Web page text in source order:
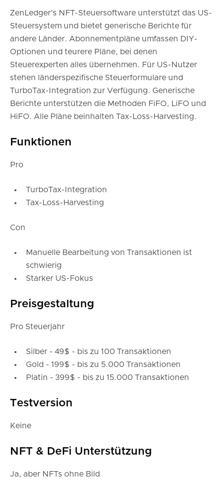
ZenLedger's NFT-Steuersoftware unterstützt das US-
Steuersystem und bietet generische Berichte für
andere Länder. Abonnementpläne umfassen DIY-
Optionen und teurere Pläne, bei denen
Steuerexperten alles übernehmen. Für US-Nutzer
stehen länderspezifische Steuerformulare und
TurboTax-Integration zur Verfügung. Generische
Berichte unterstützen die Methoden FiFO, LiFO und
HiFO. Alle Pläne beinhalten Tax-Loss-Harvesting.
Funktionen
Pro
TurboTax-Integration
Tax-Loss-Harvesting
Con
Manuelle Bearbeitung von Transaktionen ist
schwierig
Starker US-Fokus
Preisgestaltung
Pro Steuerjahr
Silber - 49$ - bis zu 100 Transaktionen
Gold - 199$ - bis zu 5.000 Transaktionen
Platin - 399$ - bis zu 15.000 Transaktionen
Testversion
Keine
NFT & DeFi Unterstützung
Ja, aber NFTs ohne Bild